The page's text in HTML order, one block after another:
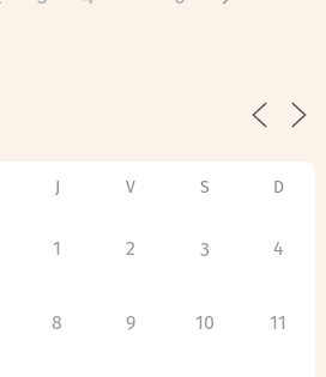
J V S D
1 2 3 4
8 9 10 11